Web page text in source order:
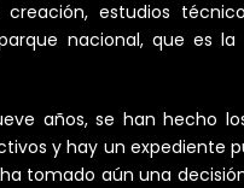
estudios
nacional, que es la
años, se han hecho
y hay un expediente
tomado aún una